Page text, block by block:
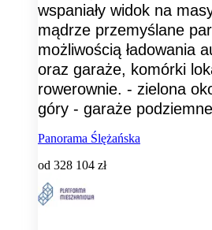
wspaniały widok na
mądrze przemyślane
możliwością ładowania
oraz garaże, komórki
rowerownie. - zielona
góry - garaże
Panorama Ślężańska
od 328 104 zł